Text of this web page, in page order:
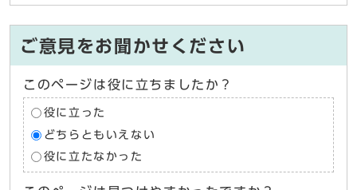
ご意見をお聞かせください
このページは役に立ちましたか？
役に立った
どちらともいえない
役に立たなかった